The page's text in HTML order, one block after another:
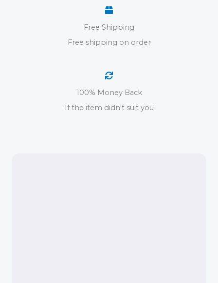
Free Shipping
Free shipping on order
100% Money Back
If the item didn't suit you